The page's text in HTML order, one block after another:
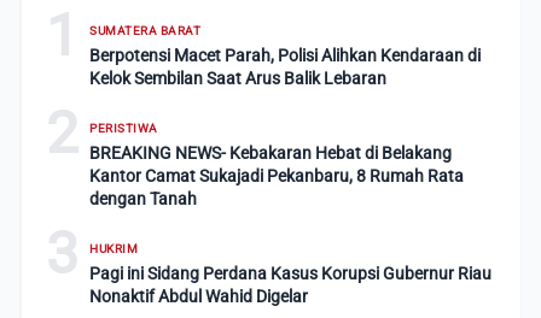
1 SUMATERA BARAT
Berpotensi Macet Parah, Polisi Alihkan Kendaraan di
Kelok Sembilan Saat Arus Balik Lebaran
2 PERISTIWA
BREAKING NEWS- Kebakaran Hebat di Belakang
Kantor Camat Sukajadi Pekanbaru, 8 Rumah Rata
dengan Tanah
3 HUKRIM
Pagi ini Sidang Perdana Kasus Korupsi Gubernur Riau
Nonaktif Abdul Wahid Digelar